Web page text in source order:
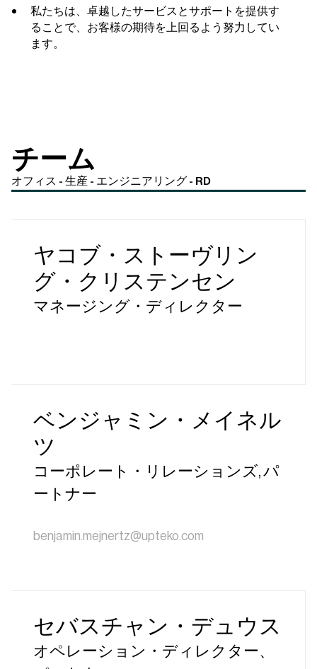
私たちは、卓越したサービスとサポートを提供す
ることで、お客様の期待を上回るよう努力してい
ます。
チーム
オフィス - 生産 - エンジニアリング - RD
ヤコブ・ストーヴリン
グ・クリステンセン
マネージング・ディレクター
ベンジャミン・メイネル
ツ
コーポレート・リレーションズ, パ
ートナー
benjamin.mejnertz@upteko.com
セバスチャン・デュウス
オペレーション・ディレクター、